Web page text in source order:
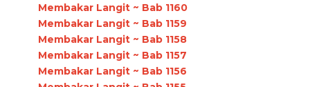
Membakar Langit ~ Bab 1160
Membakar Langit ~ Bab 1159
Membakar Langit ~ Bab 1158
Membakar Langit ~ Bab 1157
Membakar Langit ~ Bab 1156